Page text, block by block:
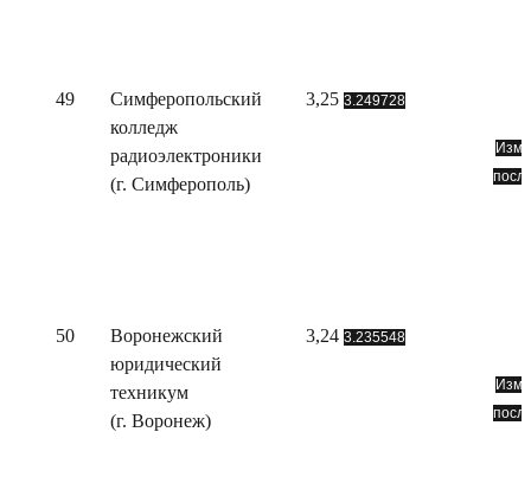
49
Симферопольский
колледж
радиоэлектроники
(г. Симферополь)
3,25 3.249728
50
Воронежский
юридический
техникум
(г. Воронеж)
3,24 3.235548